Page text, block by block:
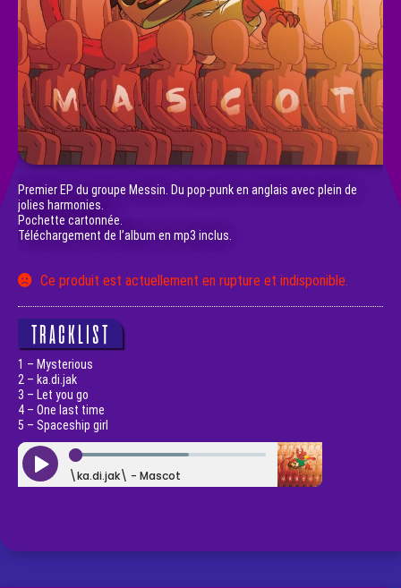
Premier EP du groupe Messin. Du pop-punk en anglais avec plein de
jolies harmonies.
Pochette cartonnée.
Téléchargement de l’album en mp3 inclus.
Ce produit est actuellement en rupture et indisponible.
TRACKLIST
1 – Mysterious
2 – ka.di.jak
3 – Let you go
4 – One last time
5 – Spaceship girl